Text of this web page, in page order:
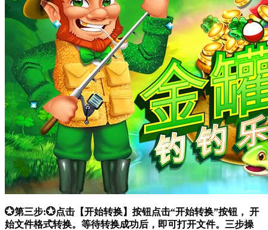
💮第三步:💮点击【开始转换】按钮点击“开始转换”按钮， 开
始文件格式转换。等待转换成功后，即可打开文件。三步操